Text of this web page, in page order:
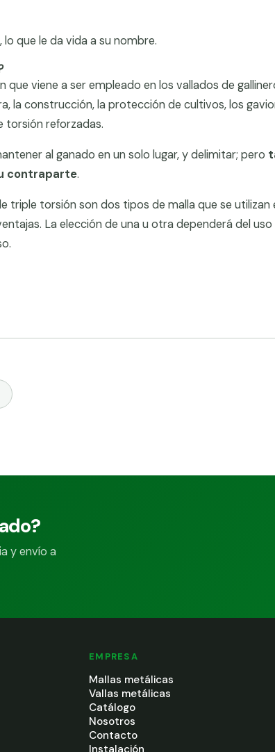
que le da vida a su nombre.
viene a ser empleado en los vallados de
la construcción, la protección de cultivos, los
torsión reforzadas.
al ganado en un solo lugar, y delimitar; pero
contraparte.
triple torsión son dos tipos de malla que se utilizan
La elección de una u otra dependerá del uso
y envío a
EMPRESA
Mallas metálicas
Vallas metálicas
Catálogo
Nosotros
Contacto
Instalación